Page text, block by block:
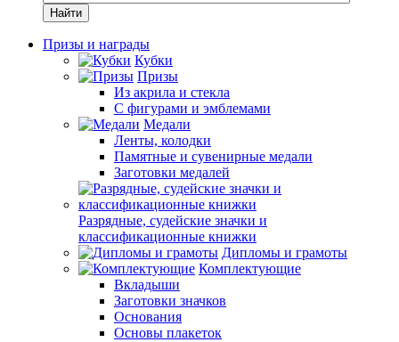
Найти
Призы и награды
Кубки
Призы
Из акрила и стекла
С фигурами и эмблемами
Медали
Ленты, колодки
Памятные и сувенирные медали
Заготовки медалей
Разрядные, судейские значки и
классификационные книжки
Дипломы и грамоты
Комплектующие
Вкладыши
Заготовки значков
Основания
Основы плакеток